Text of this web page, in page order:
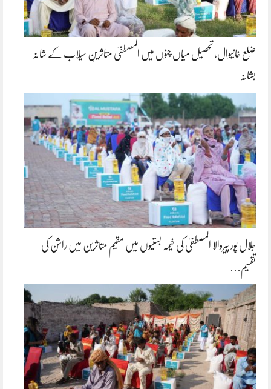
ضلع خانیوال، تحصیل میاں چنوں میں المصطفیٰ متاثرینِ سیلاب کے شانہ
بشانہ
جلال پور پیروالا المصطفیٰ کی خیمہ بستیوں میں مقیم متاثرین میں راشن کی
تقسیم…